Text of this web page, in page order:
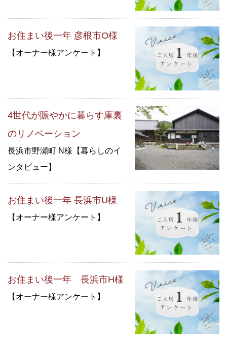
お住まい後一年 彦根市O様
【オーナー様アンケート】
4世代が賑やかに暮らす庫裏
のリノベーション
長浜市野瀬町 N様【暮らしのイ
ンタビュー】
お住まい後一年 長浜市U様
【オーナー様アンケート】
お住まい後一年 長浜市H様
【オーナー様アンケート】